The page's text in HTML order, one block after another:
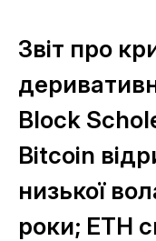
Звіт про
Block
Bitcoin
низької
роки; ETH